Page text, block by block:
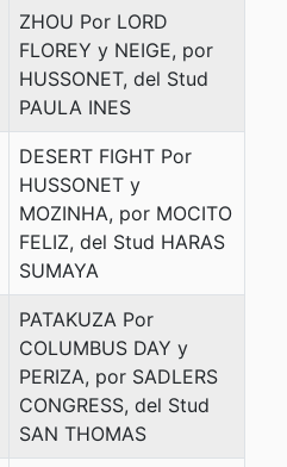
ZHOU Por LORD
FLOREY y NEIGE, por
HUSSONET, del Stud
PAULA INES
DESERT FIGHT Por
HUSSONET y
MOZINHA, por MOCITO
FELIZ, del Stud HARAS
SUMAYA
PATAKUZA Por
COLUMBUS DAY y
PERIZA, por SADLERS
CONGRESS, del Stud
SAN THOMAS